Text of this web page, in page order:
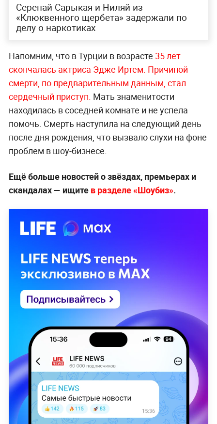
Серенай Сарыкая и Ниляй из
«Клюквенного щербета» задержали по
делу о наркотиках
Напомним, что в Турции в возрасте 35 лет
скончалась актриса Эдже Иртем. Причиной
смерти, по предварительным данным, стал
сердечный приступ. Мать знаменитости
находилась в соседней комнате и не успела
помочь. Смерть наступила на следующий день
после дня рождения, что вызвало слухи на фоне
проблем в шоу-бизнесе.
Ещё больше новостей о звёздах, премьерах и
скандалах — ищите в разделе «Шоубиз».